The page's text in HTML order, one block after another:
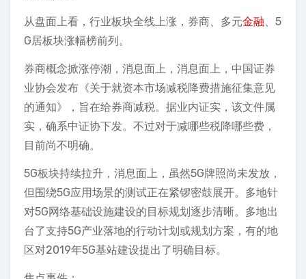
从盘面上看，行业板块全线上涨，券商、多元金融、5
G居板块涨幅榜前列。
券商概念掀涨停潮，消息面上，消息面上，中国证券
业协会发布《关于就资本市场减税降费措施征集意见
的通知》，旨在给券商减税。据业内证实，该文件属
实，确系中证协下发。不过对于减哪些税降哪些费，
目前尚不明确。
5G板块持续拉升，消息面上，虽然5G牌照尚未发放，
但围绕5G应用场景的测试正在紧锣密鼓展开。多地针
对5G网络基础设施建设的目标规划逐步清晰。多地出
台了支持5G产业落地的行动计划或规划方案，有的地
区对2019年5G基站建设提出了明确目标。